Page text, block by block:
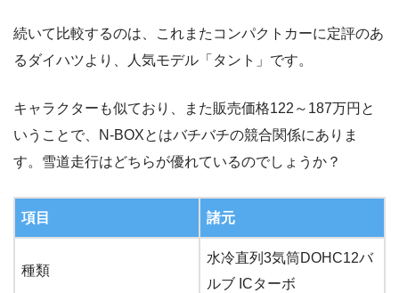
続いて比較するのは、これまたコンパクトカーに定評のあ
るダイハツより、人気モデル「タント」です。
キャラクターも似ており、また販売価格122～187万円と
いうことで、N-BOXとはバチバチの競合関係にありま
す。雪道走行はどちらが優れているのでしょうか？
項目 諸元
種類
水冷直列3気筒DOHC12バ
ルブ ICターボ